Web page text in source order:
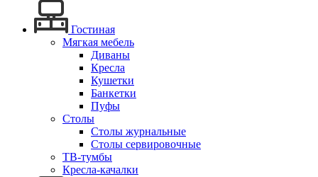
Гостиная
Мягкая мебель
Диваны
Кресла
Кушетки
Банкетки
Пуфы
Столы
Столы журнальные
Столы сервировочные
ТВ-тумбы
Кресла-качалки